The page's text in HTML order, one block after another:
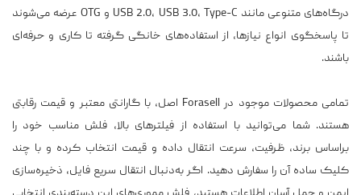
درگاه‌های متنوعی مانند USB 2.0، USB 3.0، Type-C و OTG عرضه می‌شوند
تا پاسخگوی انواع نیازها، از استفاده‌های خانگی گرفته تا کاری و حرفه‌ای
باشند.
تمامی محصولات موجود در Forasell اصل، با گارانتی معتبر و قیمت رقابتی
هستند. شما می‌توانید با استفاده از فیلترهای بالا، فلش مناسب خود را
براساس برند، ظرفیت، سرعت انتقال داده و قیمت انتخاب کرده و با چند
کلیک ساده آن را سفارش دهید. اگر به‌دنبال انتقال سریع فایل، ذخیره‌سازی